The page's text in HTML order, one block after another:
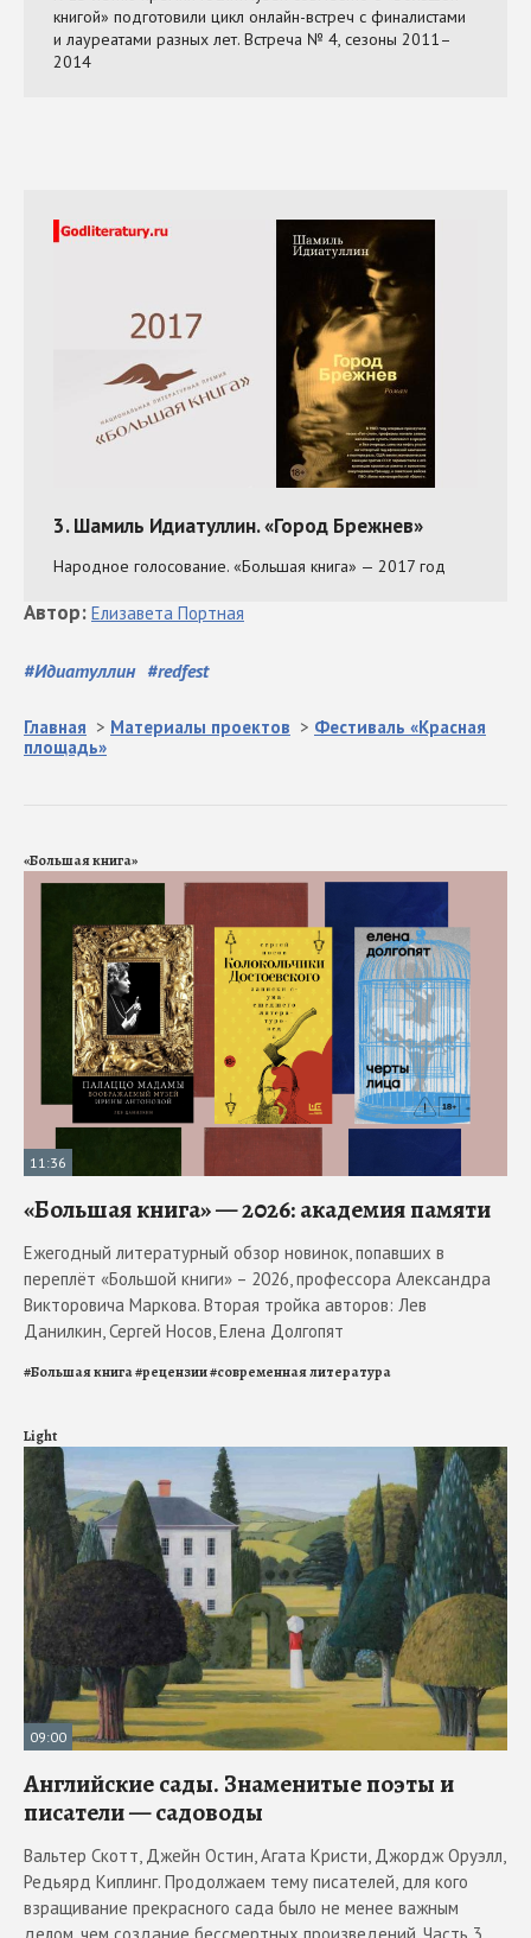
#Идиатуллин #redfest
Автор: Елизавета Портная
Главная > Материалы проектов > Фестиваль «Красная
площадь»
«Большая книга»
11:36
«Большая книга» — 2026: академия памяти
Ежегодный литературный обзор новинок, попавших в
переплёт «Большой книги» – 2026, профессора Александра
Викторовича Маркова. Вторая тройка авторов: Лев
Данилкин, Сергей Носов, Елена Долгопят
#Большая книга#рецензии#современная литература
Light
09:00
Английские сады. Знаменитые поэты и
писатели — садоводы
Вальтер Скотт, Джейн Остин, Агата Кристи, Джордж Оруэлл,
Редьярд Киплинг. Продолжаем тему писателей, для кого
взращивание прекрасного сада было не менее важным